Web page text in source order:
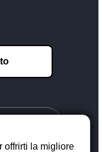
offrirti la migliore